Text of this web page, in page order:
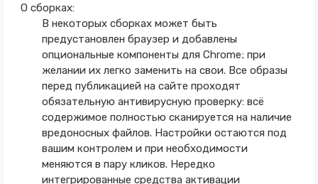
О сборках:
В некоторых сборках может быть
предустановлен браузер и добавлены
опциональные компоненты для Chrome; при
желании их легко заменить на свои. Все образы
перед публикацией на сайте проходят
обязательную антивирусную проверку: всё
содержимое полностью сканируется на наличие
вредоносных файлов. Настройки остаются под
вашим контролем и при необходимости
меняются в пару кликов. Нередко
интегрированные средства активации